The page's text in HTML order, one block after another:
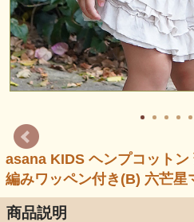
asana KIDS ヘンプコット
編みワッペン付き(B) 六芒星
商品説明